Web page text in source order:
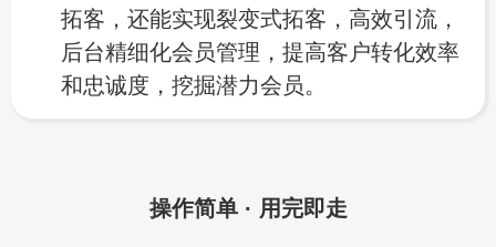
拓客，还能实现裂变式拓客，高效引流，
后台精细化会员管理，提高客户转化效率
和忠诚度，挖掘潜力会员。
操作简单 · 用完即走